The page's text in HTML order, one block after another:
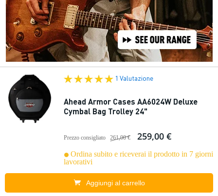
1 Valutazione
Ahead Armor Cases AA6024W Deluxe
Cymbal Bag Trolley 24"
Prezzo consigliato 261,00 € 259,00 €
Ordina subito e riceverai il prodotto in 7 giorni
lavorativi
Aggiungi al carrello